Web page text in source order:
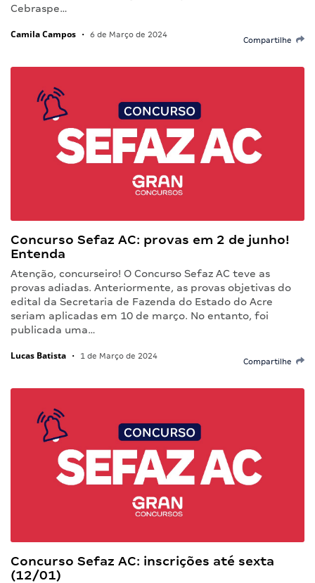
Cebraspe…
Camila Campos • 6 de Março de 2024
Compartilhe
Concurso Sefaz AC: provas em 2 de junho!
Entenda
Atenção, concurseiro! O Concurso Sefaz AC teve as
provas adiadas. Anteriormente, as provas objetivas do
edital da Secretaria de Fazenda do Estado do Acre
seriam aplicadas em 10 de março. No entanto, foi
publicada uma…
Lucas Batista • 1 de Março de 2024
Compartilhe
Concurso Sefaz AC: inscrições até sexta
(12/01)